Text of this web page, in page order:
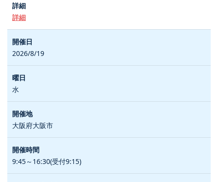
詳細
2026/8/19
水
大阪府大阪市
9:45～16:30(受付9:15)